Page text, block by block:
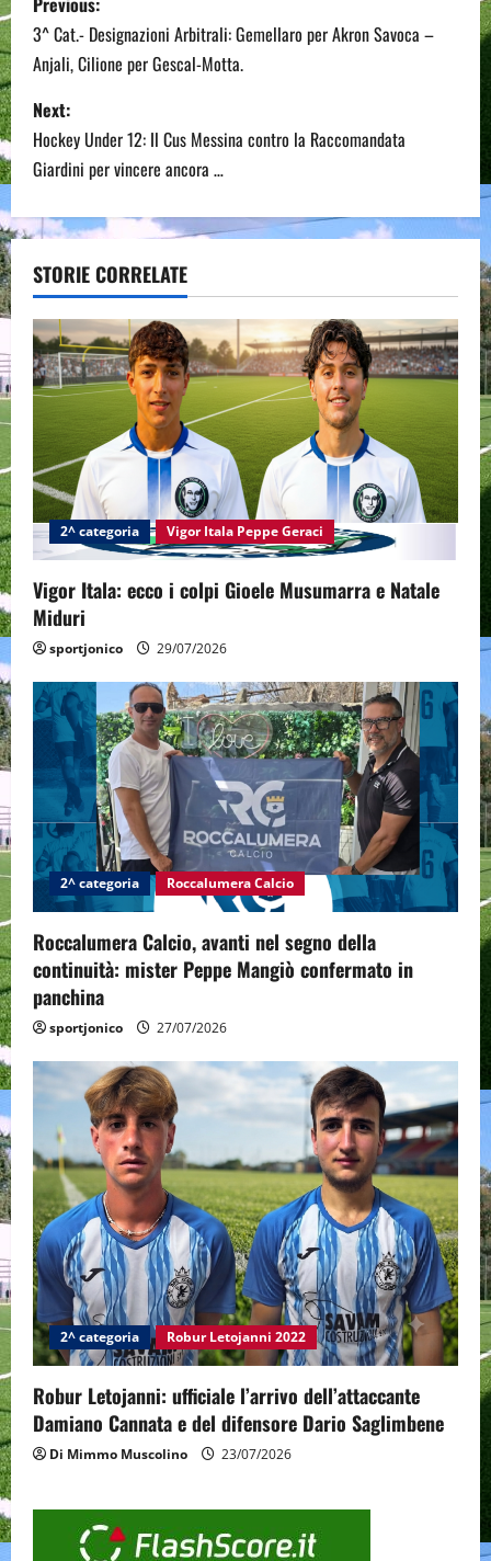
o
s
t
n
a
v
i
g
a
t
i
o
n
3^ Cat.- Designazioni Arbitrali: Gemellaro per Akron Savoca –
Anjali, Cilione per Gescal-Motta.
Next:
Hockey Under 12: Il Cus Messina contro la Raccomandata
Giardini per vincere ancora …
STORIE CORRELATE
2^ categoria Vigor Itala Peppe Geraci
Vigor Itala: ecco i colpi Gioele Musumarra e Natale
Miduri
sportjonico 29/07/2026
2^ categoria Roccalumera Calcio
Roccalumera Calcio, avanti nel segno della
continuità: mister Peppe Mangiò confermato in
panchina
sportjonico 27/07/2026
2^ categoria Robur Letojanni 2022
Robur Letojanni: ufficiale l’arrivo dell’attaccante
Damiano Cannata e del difensore Dario Saglimbene
Di Mimmo Muscolino 23/07/2026